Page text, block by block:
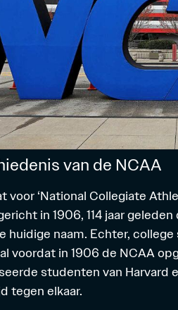
van de NCAA
voor ‘National Collegiate
in 1906, 114 jaar geleden
huidige naam. Echter,
voordat in 1906 de NCAA
studenten van Harvard
tegen elkaar.